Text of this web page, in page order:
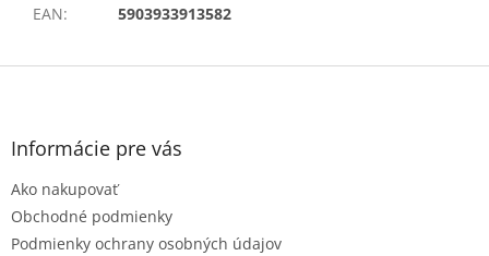
EAN: 5903933913582
Z
Informácie pre vás
Ako nakupovať
Obchodné podmienky
Podmienky ochrany osobných údajov